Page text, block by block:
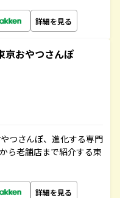
詳細を見る
おやつさんぽ
つさんぽ、進化する専門
ら老舗店まで紹介する東
詳細を見る